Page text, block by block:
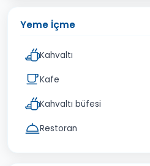
Yeme İçme
Kahvaltı
Kafe
Kahvaltı büfesi
Restoran